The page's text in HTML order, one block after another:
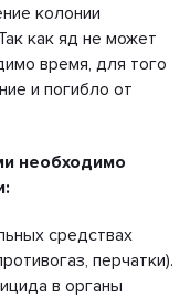
колонии
как яд не может
время, для того
и погибло от
необходимо
средствах
перчатки).
в органы